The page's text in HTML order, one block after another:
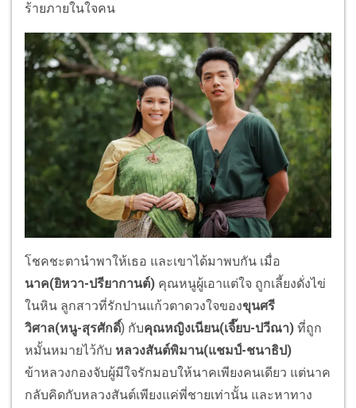
ร้ายภายในใจคน
โชคชะตานำพาให้เธอ และเขาได้มาพบกัน เมื่อ
นาค(ยิหวา-ปรียากานต์) คุณหนูผู้เอาแต่ใจ ถูกเลี้ยงดั่งไข่
ในหิน ลูกสาวที่รักปานแก้วตาดวงใจของขุนศรี
วิศาล(หนู-สุรศักดิ์) กับคุณหญิงเนียน(เจี๊ยบ-ปวีณา) ที่ถูก
หมั้นหมายไว้กับ หลวงสันต์พิมาน(แชมป์-ชนาธิป)
ข้าหลวงกองจับผู้มีใจรักมอบให้นาคเพียงคนเดียว แต่นาค
กลับคิดกับหลวงสันต์เพียงแค่พี่ชายเท่านั้น และหาทาง